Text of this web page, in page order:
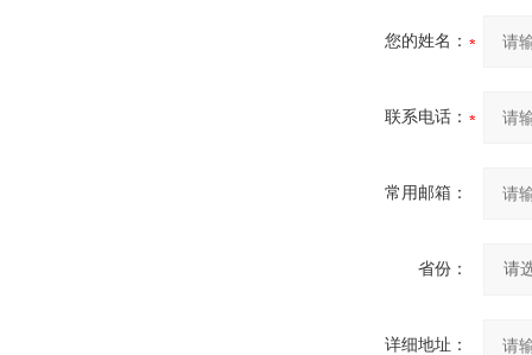
您的姓名：
联系电话：
常用邮箱：
省份：
详细地址：